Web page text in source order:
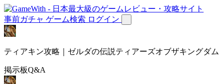
事前ガチャ ゲーム検索 ログイン
ティアキン攻略｜ゼルダの伝説ティアーズオブザキングダム
掲示板Q&A